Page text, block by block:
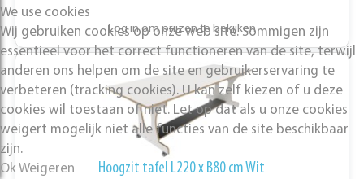
Log in om prijzen te bekijken
Hoogzit tafel L220 x B80 cm Wit
We use cookies
Wij gebruiken cookies op onze web site. Sommigen zijn
essentieel voor het correct functioneren van de site, terwijl
anderen ons helpen om de site en gebruikerservaring te
verbeteren (tracking cookies). U kan zelf kiezen of u deze
cookies wil toestaan of niet. Let op dat als u onze cookies
weigert mogelijk niet alle functies van de site beschikbaar
zijn.
OkWeigeren